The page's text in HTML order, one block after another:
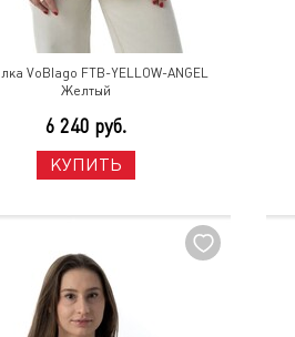
VoBlago FTB-YELLOW-ANGEL
Желтый
6 240 руб.
КУПИТЬ